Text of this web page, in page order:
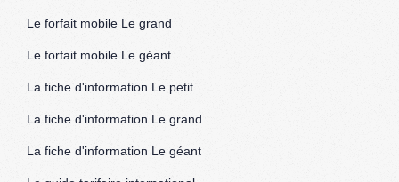
Le forfait mobile Le grand
Le forfait mobile Le géant
La fiche d'information Le petit
La fiche d'information Le grand
La fiche d'information Le géant